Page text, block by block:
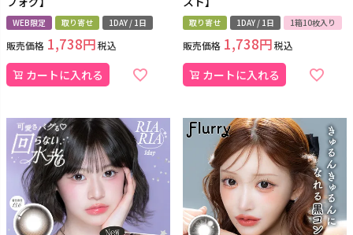
WEB限定 取り寄せ 1DAY / 1日
販売価格 1,738 税込
カートに入れる
取り寄せ 1DAY / 1日 1箱10枚入り
販売価格 1,738 税込
カートに入れる